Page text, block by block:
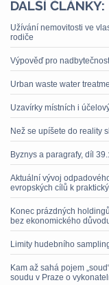
DALŠÍ ČLÁNKY:
Užívání nemovitosti ve
rodiče
Výpověď pro nadbytečnost
Urban waste water
Uzavírky místních i
Než se upíšete do reality
Byznys a paragrafy, díl
Aktuální vývoj
evropských cílů k
Konec prázdných
bez ekonomického
Limity hudebního
Kam až sahá pojem
soudu v Praze o